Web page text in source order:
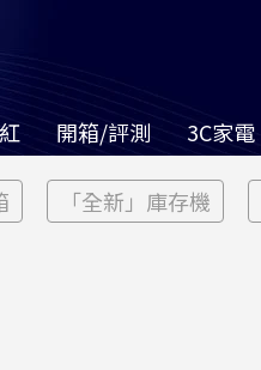
開箱/評測 3C家電
「全新」庫存機